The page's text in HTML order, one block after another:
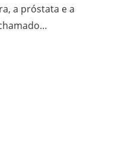
a próstata e a
de uma